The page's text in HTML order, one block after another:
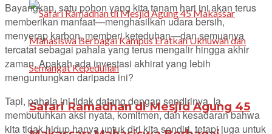
Safari Ramadhan di Mesjid Agung 45
Bayangkan, satu pohon yang kita tanam hari ini akan terus
memberikan manfaat—menghasilkan udara bersih,
menyerap karbon, memberi keteduhan—dan semuanya
tercatat sebagai pahala yang terus mengalir hingga akhir
zaman. Apakah ada investasi akhirat yang lebih
menguntungkan daripada ini?
Tapi, pahala ini tidak datang dengan sendirinya. Ia
membutuhkan aksi nyata, komitmen, dan kesadaran bahwa
kita tidak hidup hanya untuk diri kita sendiri, tetapi juga untuk